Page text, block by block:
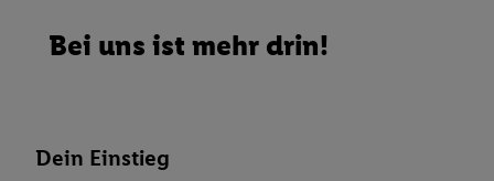
Bei uns ist mehr drin!
Dein Einstieg